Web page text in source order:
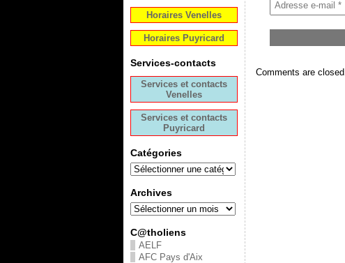
Horaires Venelles
Horaires Puyricard
Services-contacts
Services et contacts
Venelles
Services et contacts
Puyricard
Catégories
Archives
C@tholiens
AELF
AFC Pays d'Aix
Comments are closed.